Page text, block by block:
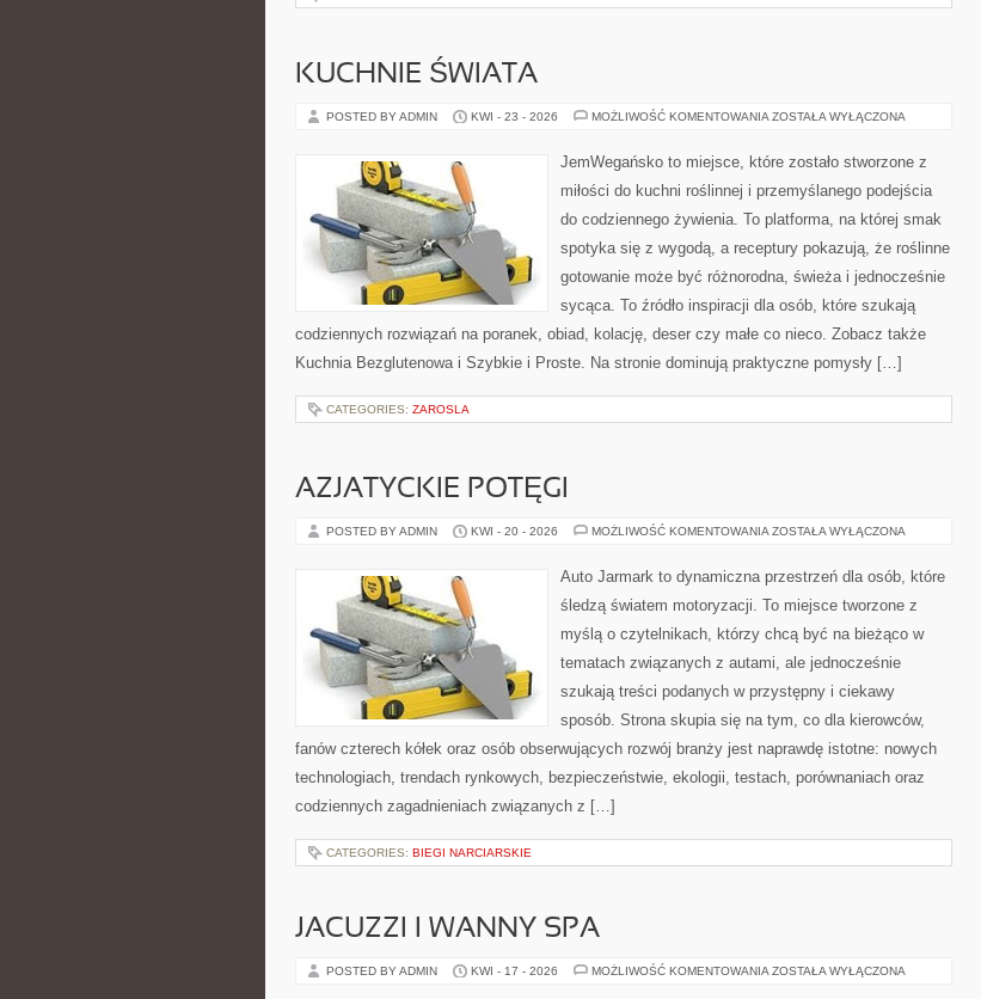
KUCHNIE ŚWIATA
POSTED BY ADMIN KWI - 23 - 2026 MOŻLIWOŚĆ KOMENTOWANIA KUCHNIE
ZOSTAŁA WYŁĄCZONA
JemWegańsko to miejsce, które zostało stworzone z
miłości do kuchni roślinnej i przemyślanego podejścia
do codziennego żywienia. To platforma, na której smak
spotyka się z wygodą, a receptury pokazują, że roślinne
gotowanie może być różnorodna, świeża i jednocześnie
sycąca. To źródło inspiracji dla osób, które szukają
codziennych rozwiązań na poranek, obiad, kolację, deser czy małe co nieco. Zobacz także
Kuchnia Bezglutenowa i Szybkie i Proste. Na stronie dominują praktyczne pomysły […]
CATEGORIES: ZAROSLA
AZJATYCKIE POTĘGI
POSTED BY ADMIN KWI - 20 - 2026 MOŻLIWOŚĆ KOMENTOWANIA AZJATYCKIE
ZOSTAŁA WYŁĄCZONA
Auto Jarmark to dynamiczna przestrzeń dla osób, które
śledzą światem motoryzacji. To miejsce tworzone z
myślą o czytelnikach, którzy chcą być na bieżąco w
tematach związanych z autami, ale jednocześnie
szukają treści podanych w przystępny i ciekawy
sposób. Strona skupia się na tym, co dla kierowców,
fanów czterech kółek oraz osób obserwujących rozwój branży jest naprawdę istotne: nowych
technologiach, trendach rynkowych, bezpieczeństwie, ekologii, testach, porównaniach oraz
codziennych zagadnieniach związanych z […]
CATEGORIES: BIEGI NARCIARSKIE
JACUZZI I WANNY SPA
POSTED BY ADMIN KWI - 17 - 2026 MOŻLIWOŚĆ KOMENTOWANIA JACUZZI
ZOSTAŁA WYŁĄCZONA